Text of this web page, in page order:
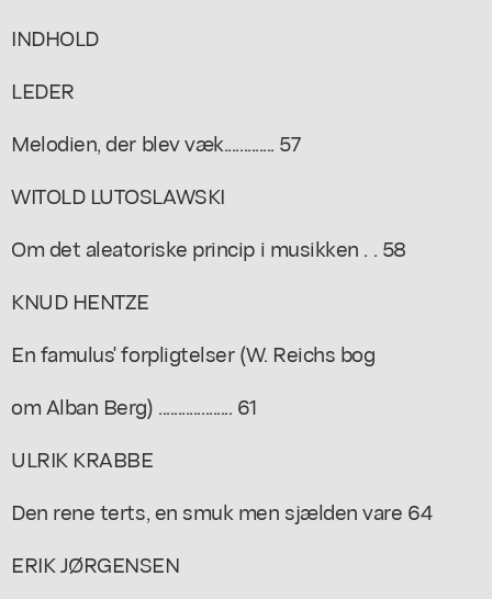
INDHOLD
LEDER
Melodien, der blev væk............. 57
WITOLD LUTOSLAWSKI
Om det aleatoriske princip i musikken . . 58
KNUD HENTZE
En famulus' forpligtelser (W. Reichs bog
om Alban Berg) ................... 61
ULRIK KRABBE
Den rene terts, en smuk men sjælden vare 64
ERIK JØRGENSEN